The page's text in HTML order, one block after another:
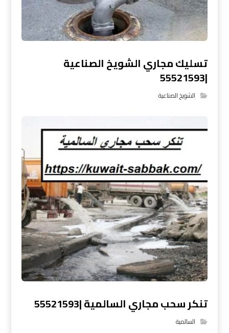
تسليك مجاري الشويخ الصناعية
|55521593
الشويخ الصناعية
تنكر سحب مجاري السالمية |55521593
السالمية